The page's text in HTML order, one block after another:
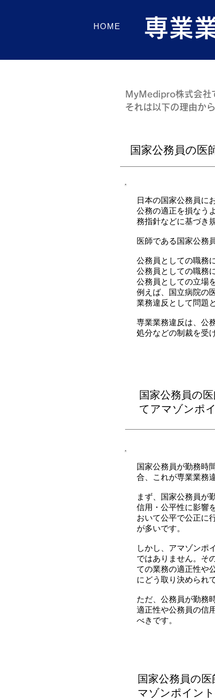
HOME 専業
MyMedipro株式会社
それは以下の理由から
国家公務員の医
日本の国家公務員に
公務の適正を損なう
務指針などに基づき
医師である国家公務
公務員としての職務
公務員としての職務
公務員としての立場
例えば、国立病院の
業務違反として問題
専業業務違反は、公
処分などの制裁を受
国家公務員の
てアマゾンポ
国家公務員が勤務時
合、これが専業業務
まず、国家公務員が
信用・公平性に影響
おいて公平で公正に
が多いです。
しかし、アマゾンポ
ではありません。そ
ての業務の適正性や
にどう取り決められ
ただ、公務員が勤務
適正性や公務員の信
べきです。
国家公務員の
マゾンポイン